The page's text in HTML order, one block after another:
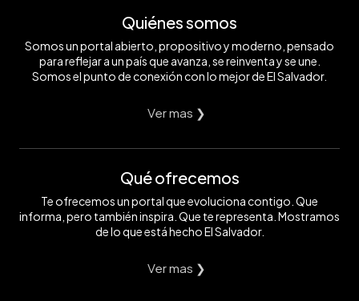
Quiénes somos
Somos un portal abierto, propositivo y moderno, pensado
para reflejar a un país que avanza, se reinventa y se une.
Somos el punto de conexión con lo mejor de El Salvador.
Ver mas ❯
Qué ofrecemos
Te ofrecemos un portal que evoluciona contigo. Que
informa, pero también inspira. Que te representa. Mostramos
de lo que está hecho El Salvador.
Ver mas ❯